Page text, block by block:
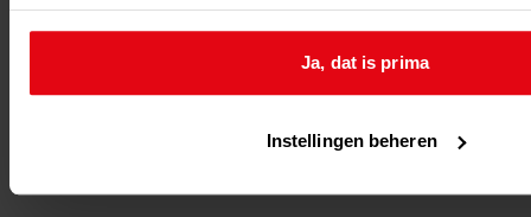
Ja, dat is prima
Instellingen beheren
Adres:
De Goorn, Overdorpstraat 49, 51, 53, 55, 57, 59, 61, 63
De Goorn, Pastoor Lemeerstraat 42, 43, 44, 45, 46, 47,
48
De Goorn, Tulpenhof 25, 27, 29, 31, 33, 35, 37, 39